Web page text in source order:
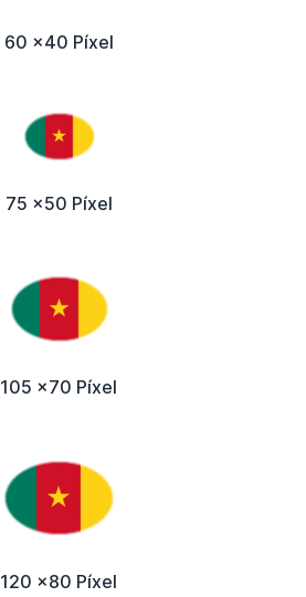
60 x40 Píxel
75 x50 Píxel
105 x70 Píxel
120 x80 Píxel